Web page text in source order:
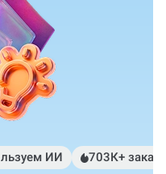
ИИ 703К+